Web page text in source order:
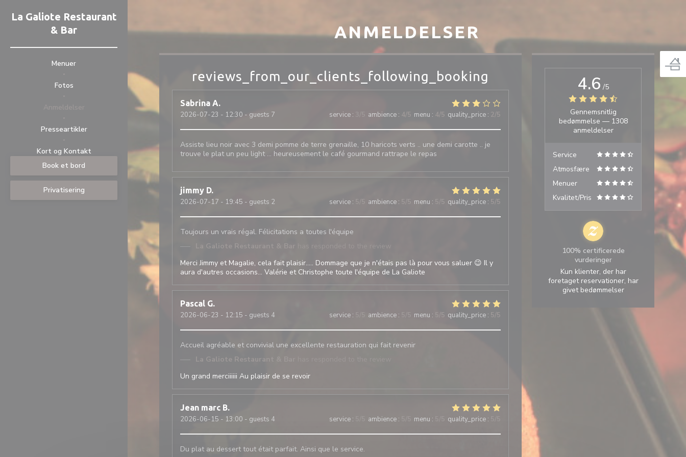
La Galiote Restaurant
& Bar
Menuer
Fotos
Anmeldelser
Presseartikler
((åbner i et nyt vindue))
((åbner i et nyt vindue))
Kort og Kontakt
Book et bord
Privatisering
ANMELDELSER
reviews_from_our_clients_following_booking
Sabrina A
2026-07-23 - 12:30 - guests 7 service : ambience : 4/5 menu : 4/5 quality_price : 2/5
Assiste lieu noir avec 3 demi pomme de terre grenaille, 10 haricots verts .. une demi carotte .. je
trouve le plat un peu light … heureusement le café gourmand rattrape le repas
jimmy D
2026-07-17 - 19:45 - guests 2 service : ambience : menu : quality_price : 5/5
Toujours un vrais régal. Félicitations a toutes l'équipe
La Galiote Restaurant & Bar
has responded to the review
Merci Jimmy et Magalie, cela fait plaisir..... Dommage que je n'étais pas là pour vous saluer 😉 Il y
aura d'autres occasions... Valérie et Christophe toute l'équipe de La Galiote
Pascal G
2026-06-23 - 12:15 - guests 4 service : ambience : menu : /5 quality_price : 5/5
Accueil agréable et convivial une excellente restauration qui fait revenir
La Galiote Restaurant & Bar
Un grand merciiiiii Au plaisir de se revoir
Jean marc B
2026-06-15 - 13:00 - guests 4 service : ambience : menu : quality_price :
Du plat au dessert tout était parfait. Ainsi que le service.
4.6 /5
Gennemsnitlig
bedømmelse — 1308
anmeldelser
Service
Atmosfære
Menuer
Kvalitet/Pris
100% certificerede
vurderinger
Kun klienter, der har
foretaget reservationer, har
givet bedømmelser